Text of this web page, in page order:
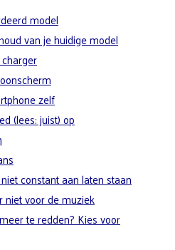
model
van je huidige model
zelf
(lees: juist) op
constant aan laten staan
niet voor de muziek
te redden? Kies voor